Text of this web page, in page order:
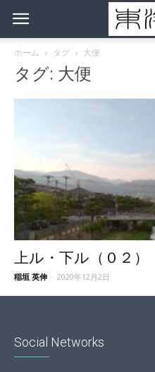
ホーム タグ 大便
タグ: 大便
上ル・下ル（０２）
稲垣 英伸 - 2020年12月2日
Social Networks